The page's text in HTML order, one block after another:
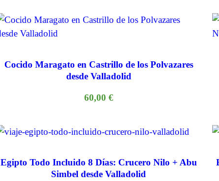
Cocido Maragato en Castrillo de los Polvazares
desde Valladolid
60,00 €
Egipto Todo Incluido 8 Días: Crucero Nilo + Abu
Simbel desde Valladolid